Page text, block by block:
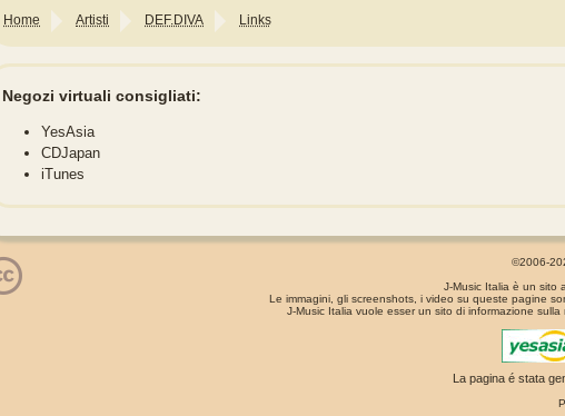
Home Artisti DEF.DIVA Links
Negozi virtuali consigliati:
YesAsia
CDJapan
iTunes
©2006-
J-Music Italia è un sito
Le immagini, gli screenshots, i video su queste pagine
J-Music Italia vuole esser un sito di informazione
La pagina é stata